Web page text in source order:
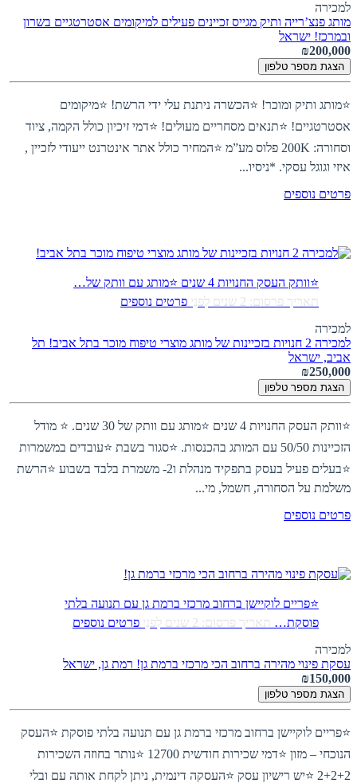
למכירה
מותג פנצ’רייה ותיק מגייס זכיינים פעילים למיקומים אסטרטגיים בשרון
ובמרכז! ישראל
₪200,000
הצגת מספר טלפון
⭐מותג ותיק ומוכר! ⭐הכשרה ניתנת עלי ידי הרשת! ⭐מיקומים
אסטרטגיים! ⭐תנאים מסחריים מעולים! ⭐דמי זיכיון כולל הקמה, ציוד
וסחורה: 200K פלוס מע”מ ⭐המחיר כולל אתר אינטרנט ייעודי לזכיין ,
איזי וגוגל עסקי. *ניסיו...
פרטים נוספים
⭐וותק העסק החנויות 4 שנים ⭐מותג עם וותק של…
תאריך פרסום: 2 שנים לִפנֵי
פרטים נוספים
למכירה
למכירה 2 חנויות בזכיינות של מותג מוצרי טיפוח מוכר בתל אביב!
תל
אביב, ישראל
₪250,000
הצגת מספר טלפון
⭐וותק העסק החנויות 4 שנים ⭐מותג עם וותק של 30 שנים. ⭐ מודל
הזכיינות 50/50 עם המותג בהכנסות. ⭐סגור בשבת ⭐עובדים במשמרות
⭐בעלים פעיל בעסק בתפקיד מנהלת ו2- משמרת בלבד בשבוע ⭐הרשת
משלמת על הסחורה, חשמל, מי...
פרטים נוספים
⭐פריים לוקיישן ברחוב מרכזי ברמת גן עם תנועה בלתי
פוסקת… תאריך פרסום: 2 שנים לִפנֵי
פרטים נוספים
למכירה
עסקת פינוי מהירה ברחוב הכי מרכזי ברמת גן! רמת גן, ישראל
₪150,000
הצגת מספר טלפון
⭐פריים לוקיישן ברחוב מרכזי ברמת גן עם תנועה בלתי פוסקת ⭐העסק
הנוכחי – מזון ⭐דמי שכירות חודשית 12700 ⭐נותר בחוזה השכירות
2+2+2 ⭐יש רישיון עסק ⭐העסקה דינמית, ניתן לקחת אותה עם ובלי